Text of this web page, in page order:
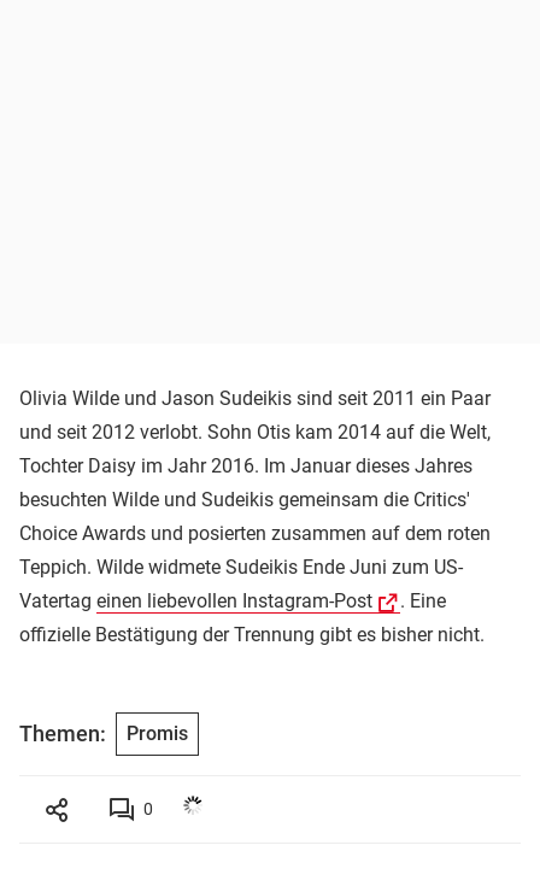
Olivia Wilde und Jason Sudeikis sind seit 2011 ein Paar
und seit 2012 verlobt. Sohn Otis kam 2014 auf die Welt,
Tochter Daisy im Jahr 2016. Im Januar dieses Jahres
besuchten Wilde und Sudeikis gemeinsam die Critics'
Choice Awards und posierten zusammen auf dem roten
Teppich. Wilde widmete Sudeikis Ende Juni zum US-
Vatertag einen liebevollen Instagram-Post
. Eine
offizielle Bestätigung der Trennung gibt es bisher nicht.
Themen: Promis
0